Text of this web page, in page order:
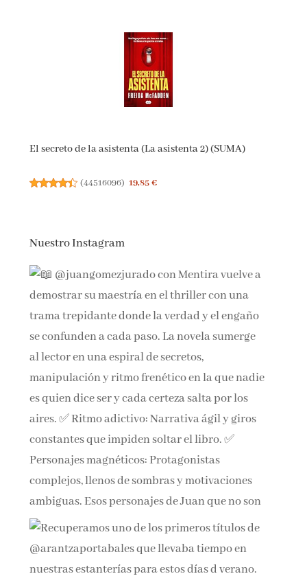
El secreto de la asistenta (La asistenta 2) (SUMA)
(44516096) 19,85 €
Nuestro Instagram